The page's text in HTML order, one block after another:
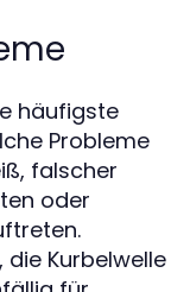
häufigste
Probleme
falscher
oder
Kurbelwelle